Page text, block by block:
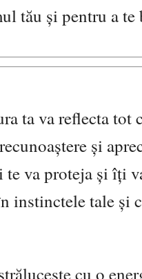
tău și pentru a
ta va reflecta
și
va proteja și îți
instinctele tale
cu o